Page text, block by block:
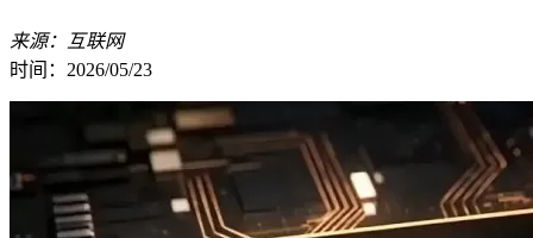
来源：互联网
时间：2026/05/23